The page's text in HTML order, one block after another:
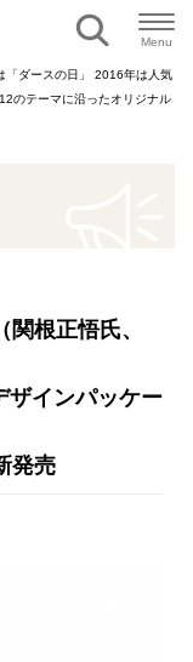
Menu
「ダースの日」 2016年は人気
のテーマに沿ったオリジナル
根正悟氏、
ザインパッケー
発売